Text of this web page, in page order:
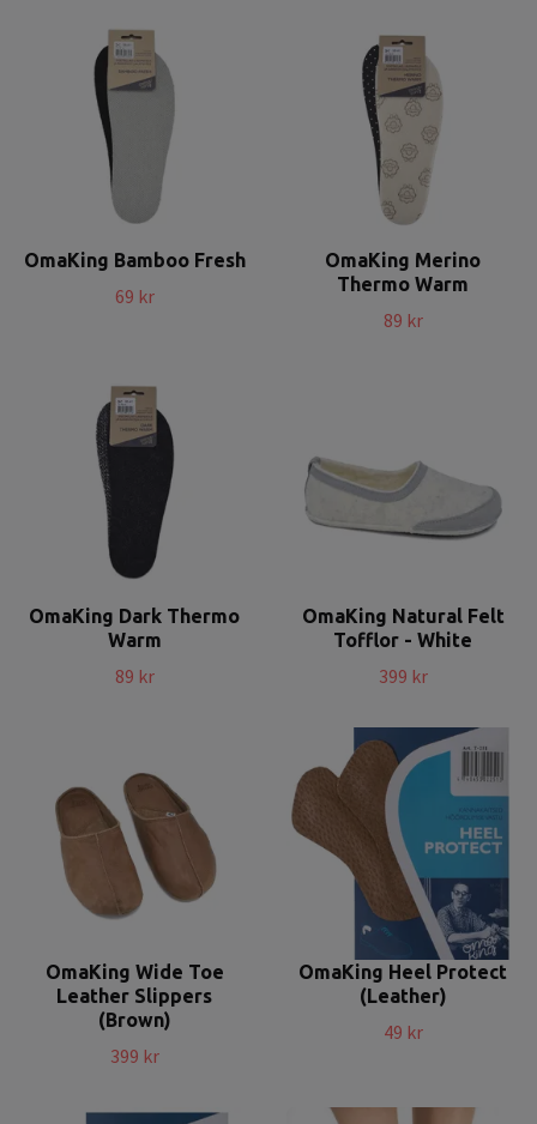
OmaKing Bamboo Fresh
69 kr
OmaKing Merino
Thermo Warm
89 kr
OmaKing Dark Thermo
Warm
89 kr
OmaKing Natural Felt
Tofflor - White
399 kr
OmaKing Wide Toe
Leather Slippers
(Brown)
399 kr
OmaKing Heel Protect
(Leather)
49 kr